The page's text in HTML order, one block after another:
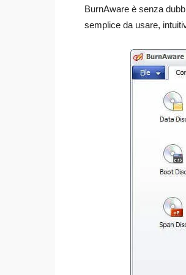
BurnAware è senza
semplice da usare,